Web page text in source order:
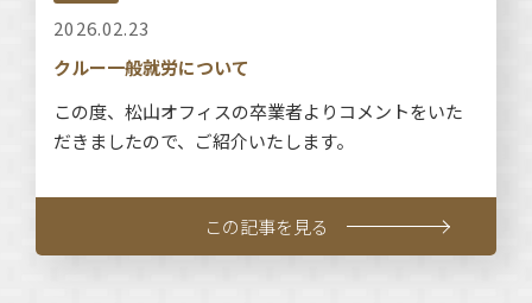
2026.02.23
クルー一般就労について
この度、松山オフィスの卒業者よりコメントをいた
だきましたので、ご紹介いたします。
この記事を見る